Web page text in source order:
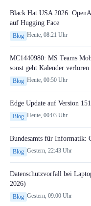
Black Hat USA 2026:
auf Hugging Face
Blog Heute, 08:21 Uhr
MC1440980: MS Teams
sonst geht Kalender verloren
Blog Heute, 00:50 Uhr
Edge Update auf Version
Blog Heute, 00:03 Uhr
Bundesamts für Informatik:
Blog Gestern, 22:43 Uhr
Datenschutzvorfall bei
2026)
Blog Gestern, 09:00 Uhr